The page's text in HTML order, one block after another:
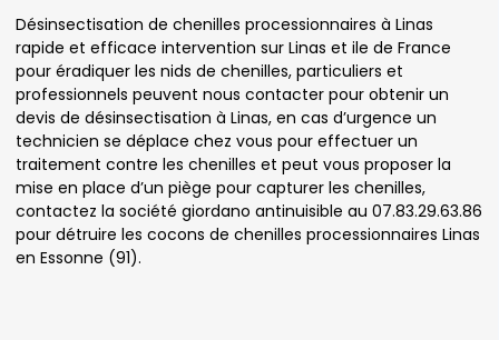
Désinsectisation de chenilles processionnaires à Linas
rapide et efficace intervention sur Linas et ile de France
pour éradiquer les nids de chenilles, particuliers et
professionnels peuvent nous contacter pour obtenir un
devis de désinsectisation à Linas, en cas d’urgence un
technicien se déplace chez vous pour effectuer un
traitement contre les chenilles et peut vous proposer la
mise en place d’un piège pour capturer les chenilles,
contactez la société giordano antinuisible au 07.83.29.63.86
pour détruire les cocons de chenilles processionnaires Linas
en Essonne (91).